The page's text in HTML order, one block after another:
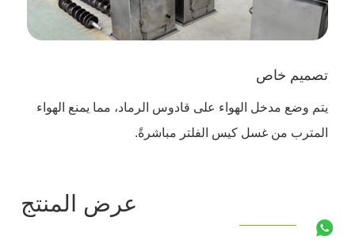
تصميم خاص
يتم وضع مدخل الهواء على قادوس الرماد، مما يمنع الهواء
المترب من غسل كيس الفلتر مباشرةً.
عرض المنتج